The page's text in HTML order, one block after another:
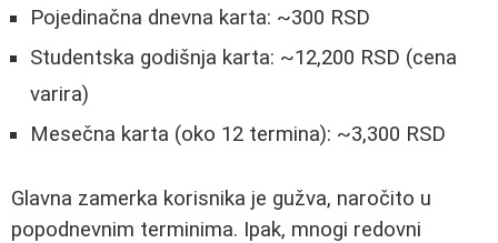
Pojedinačna dnevna karta: ~300 RSD
Studentska godišnja karta: ~12,200 RSD (cena
varira)
Mesečna karta (oko 12 termina): ~3,300 RSD
Glavna zamerka korisnika je gužva, naročito u
popodnevnim terminima. Ipak, mnogi redovni